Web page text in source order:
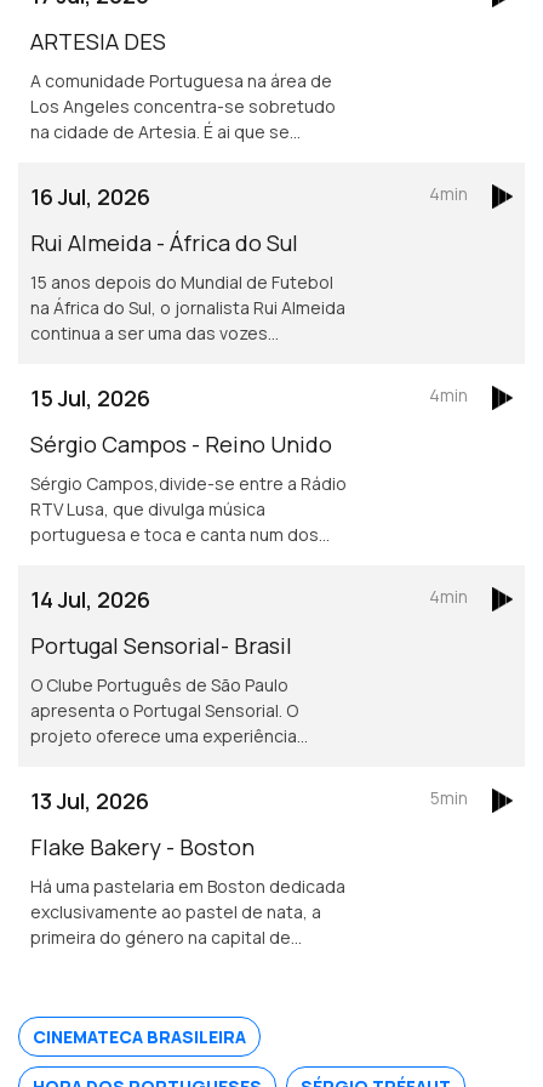
ARTESIA DES
A comunidade Portuguesa na área de
Los Angeles concentra-se sobretudo
na cidade de Artesia. É ai que se
Portugueses nos Estados Unidos.
16 Jul, 2026
Rui Almeida - África do Sul
15 anos depois do Mundial de Futebol
na África do Sul, o jornalista Rui Almeida
continua a ser uma das vozes
lusofonia.
4min
15 Jul, 2026
Sérgio Campos - Reino Unido
Sérgio Campos,divide-se entre a Rádio
RTV Lusa, que divulga música
portuguesa e toca e canta num dos
4min
14 Jul, 2026
Portugal Sensorial- Brasil
O Clube Português de São Paulo
apresenta o Portugal Sensorial. O
projeto oferece uma experiência
e um show audiovisual tecnológico.
4min
13 Jul, 2026
Flake Bakery - Boston
Há uma pastelaria em Boston dedicada
exclusivamente ao pastel de nata, a
primeira do género na capital de
5min
CINEMATECA BRASILEIRA